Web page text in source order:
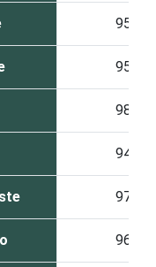
95
95
98
94
97
96